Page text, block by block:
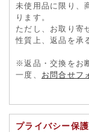
未使用品に限り、
ります。
ただし、お取り寄
性質上、返品を承
※返品・交換をお
一度、 お問合せフ
プライバシー保護